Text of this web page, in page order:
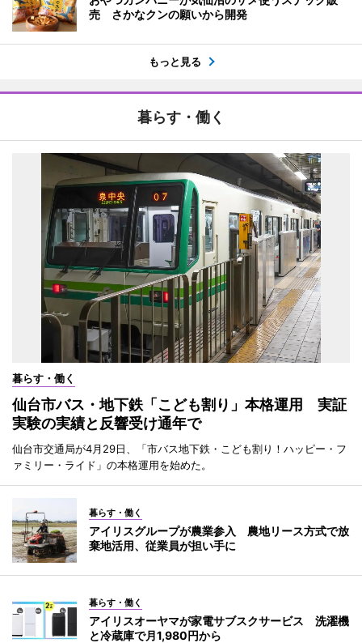
売 さかなクンの願いから開発
もっと見る
暮らす・働く
暮らす・働く
仙台市バス・地下鉄「こども割り」本格運用 実証
実験の実績と反響受け通年で
仙台市交通局が4月29日、「市バス地下鉄・こども割り！ハッピー・フ
ァミリー・ライド」の本格運用を始めた。
暮らす・働く
アイリスグループが農業参入 農地リース方式で放
棄地活用、従業員が担い手に
暮らす・働く
アイリスオーヤマが家電サブスクサービス 洗濯機
と冷蔵庫で月1,980円から